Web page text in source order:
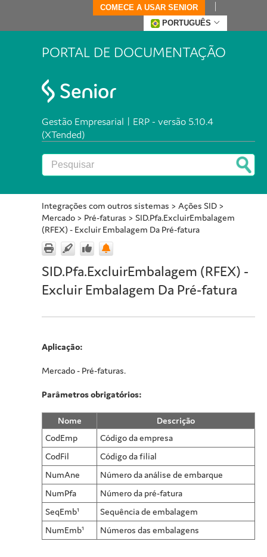
COMECE A USAR SENIOR
PORTUGUÊS
PORTAL DE DOCUMENTAÇÃO
Gestão Empresarial | ERP - versão 5.10.4
(XTended)
Integrações com outros sistemas > Ações SID >
Mercado > Pré-faturas > SID.Pfa.ExcluirEmbalagem
(RFEX) - Excluir Embalagem Da Pré-fatura
SID.Pfa.ExcluirEmbalagem (RFEX) -
Excluir Embalagem Da Pré-fatura
Aplicação:
Mercado - Pré-faturas.
Parâmetros obrigatórios:
Nome
Descrição
CodEmp
Código da empresa
CodFil
Código da filial
NumAne
Número da análise de embarque
NumPfa
Número da pré-fatura
SeqEmb¹
Sequência de embalagem
NumEmb¹
Números das embalagens